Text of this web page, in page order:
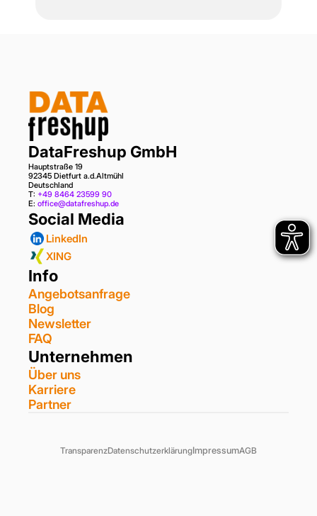
DataFreshup GmbH
Hauptstraße 19
92345 Dietfurt a.d.Altmühl
Deutschland
T: +49 8464 23599 90
E: office@datafreshup.de
Social Media
LinkedIn
XING
Info
Angebotsanfrage
Blog
Newsletter
FAQ
Unternehmen
Über uns
Karriere
Partner
TransparenzDatenschutzerklärungImpressumAGB